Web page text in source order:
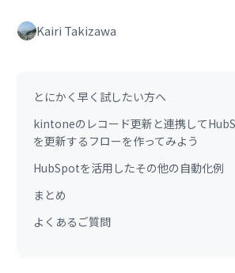
Kairi Takizawa
とにかく早く試したい方へ
kintoneのレコード更新と連携して
を更新するフローを作ってみよう
HubSpotを活用したその他の自動化例
まとめ
よくあるご質問